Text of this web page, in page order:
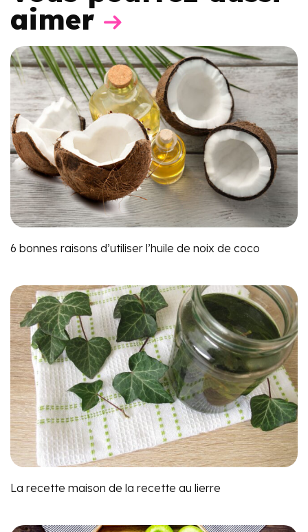
aimer
6 bonnes raisons d’utiliser l’huile de noix de coco
La recette maison de la recette au lierre